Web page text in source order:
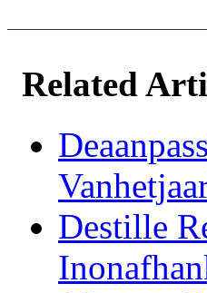
Related
Destille